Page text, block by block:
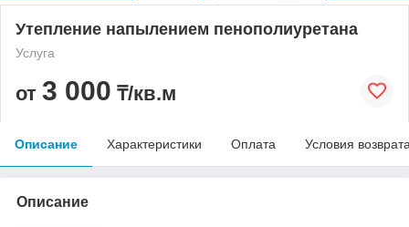
Утепление напылением пенополиуретана
Услуга
от 3 000 ₸/кв.м
Описание Характеристики Оплата Условия
Описание